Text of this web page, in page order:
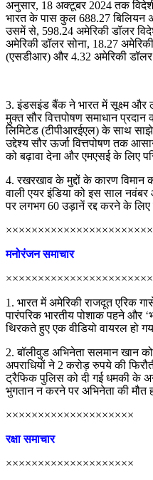
अनुसार, 18 अक्टूबर 2024 तक
भारत के पास कुल 688.27 बिलियन
उसमें से, 598.24 अमेरिकी डॉलर
अमेरिकी डॉलर सोना, 18.27
(एसडीआर) और 4.32 अमेरिकी डॉलर
3. इंडसइंड बैंक ने भारत में सूक्ष्म और
मुक्त सौर वित्तपोषण समाधान प्रदान
लिमिटेड (टीपीआरईएल) के साथ
उद्देश्य सौर ऊर्जा वित्तपोषण तक
को बढ़ावा देना और एमएसई के लिए
4. रखरखाव के मुद्दों के कारण विमान
वाली एयर इंडिया को इस साल नवंबर
पर लगभग 60 उड़ानें रद्द करने के लिए
×××××××××××××××××××××××
मनोरंजन समाचार
×××××××××××××××××××××××
1. भारत में अमेरिकी राजदूत एरिक
पारंपरिक भारतीय पोशाक पहने और
थिरकते हुए एक वीडियो वायरल हो
2. बॉलीवुड अभिनेता सलमान खान
अपराधियों ने 2 करोड़ रुपये की
ट्रैफिक पुलिस को दी गई धमकी के
भुगतान न करने पर अभिनेता की मौत
××××××××××××××××××××
रक्षा समाचार
××××××××××××××××××××